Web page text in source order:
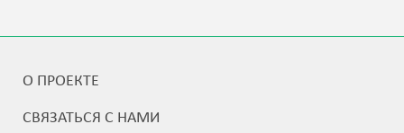
О ПРОЕКТЕ
СВЯЗАТЬСЯ С НАМИ